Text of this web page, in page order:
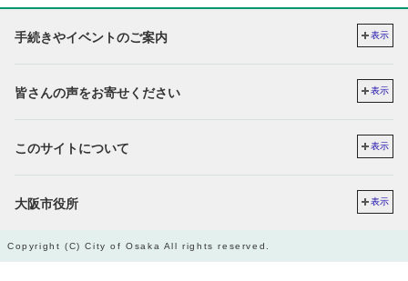
手続きやイベントのご案内 表示
皆さんの声をお寄せください 表示
このサイトについて 表示
大阪市役所 表示
Copyright (C) City of Osaka All rights reserved.